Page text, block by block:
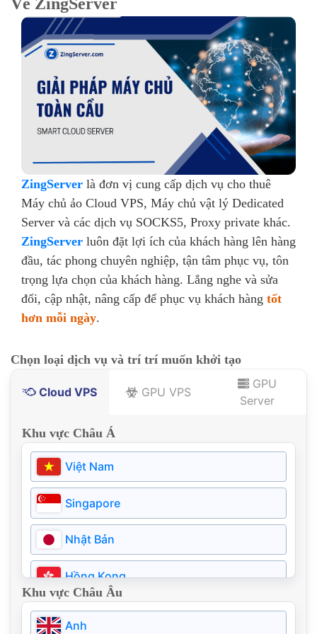
ZingServer là đơn vị cung cấp dịch vụ cho thuê
Máy chủ ảo Cloud VPS, Máy chủ vật lý Dedicated
Server và các dịch vụ SOCKS5, Proxy private khác.
ZingServer luôn đặt lợi ích của khách hàng lên hàng
đầu, tác phong chuyên nghiệp, tận tâm phục vụ, tôn
trọng lựa chọn của khách hàng. Lắng nghe và sửa
đổi, cập nhật, nâng cấp để phục vụ khách hàng tốt
hơn mỗi ngày.
Chọn loại dịch vụ và trí trí muốn khởi tạo
Cloud VPS GPU VPS
GPU
Server
Khu vực Châu Á
Việt Nam
Singapore
Nhật Bản
Hồng Kong
Thái Lan
Khu vực Châu Âu
Anh